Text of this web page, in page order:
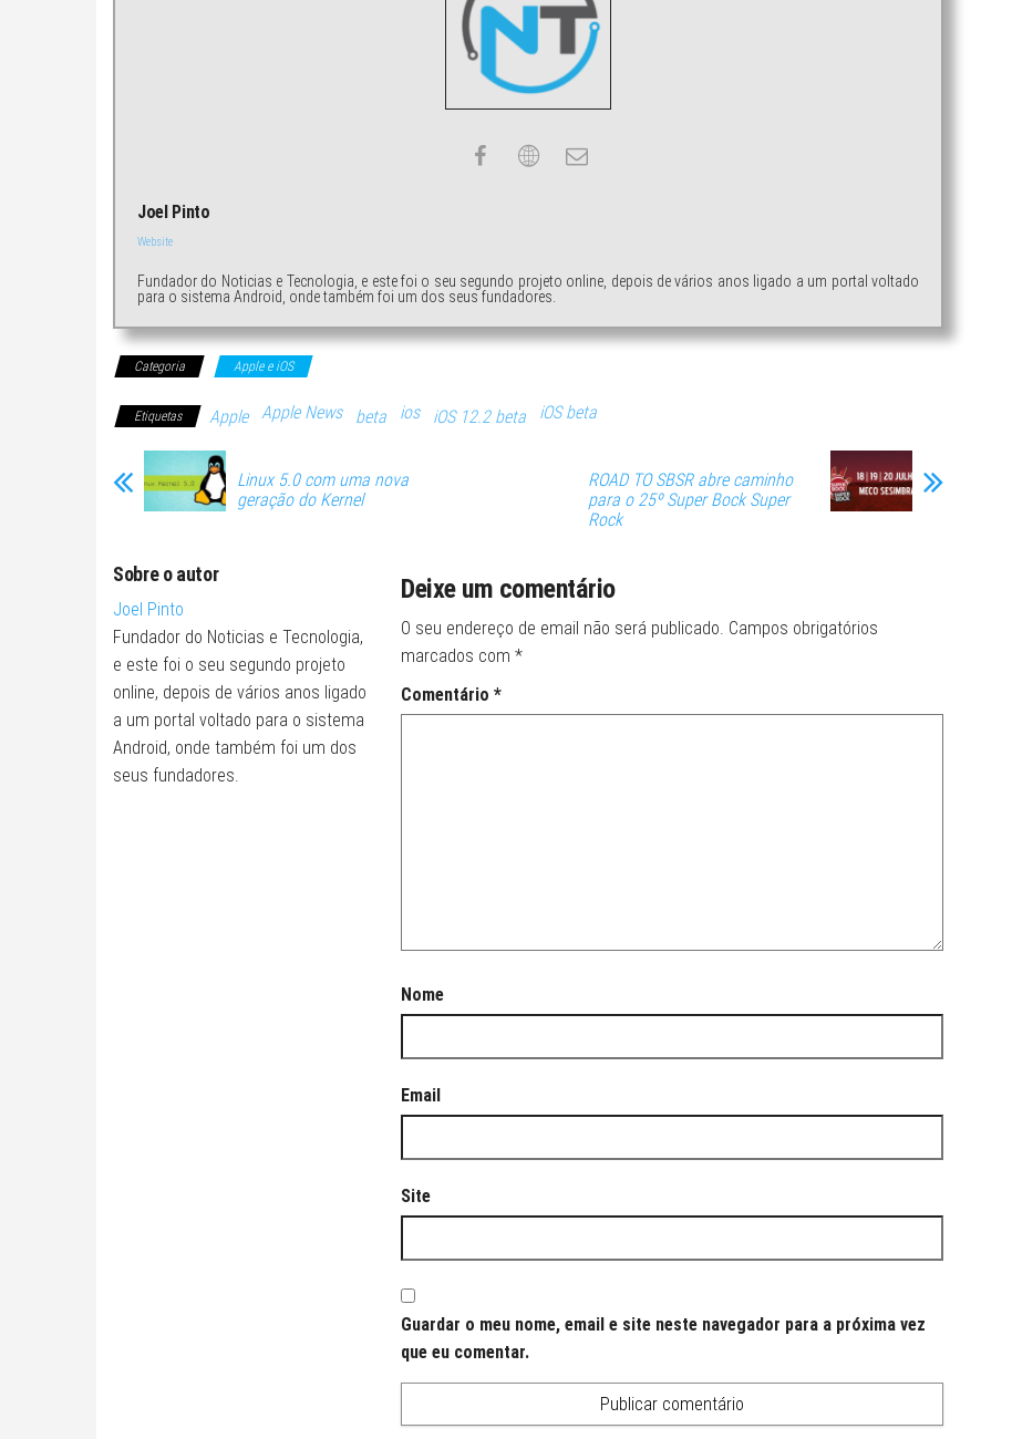
Joel Pinto
Website
Fundador do Noticias e Tecnologia, e este foi o seu segundo projeto online, depois de vários anos ligado a um portal voltado
para o sistema Android, onde também foi um dos seus fundadores.
Categoria Apple e iOS
Etiquetas Apple Apple News beta ios iOS 12.2 beta iOS beta
Linux 5.0 com uma nova
geração do Kernel
ROAD TO SBSR abre caminho
para o 25º Super Bock Super
Rock
Sobre o autor
Joel Pinto
Fundador do Noticias e Tecnologia,
e este foi o seu segundo projeto
online, depois de vários anos ligado
a um portal voltado para o sistema
Android, onde também foi um dos
seus fundadores.
Deixe um comentário
O seu endereço de email não será publicado. Campos obrigatórios
marcados com *
Comentário *
Nome
Email
Site
Guardar o meu nome, email e site neste navegador para a próxima vez
que eu comentar.